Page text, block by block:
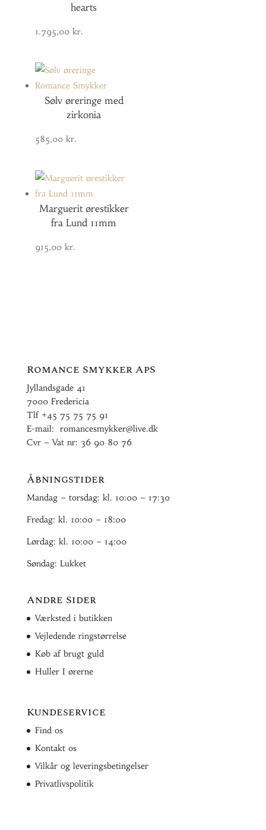
hearts
1.795,00 kr.
Sølv øreringe med
zirkonia
585,00 kr.
Marguerit ørestikker
fra Lund 11mm
915,00 kr.
Romance Smykker ApS
Jyllandsgade 41
7000 Fredericia
Tlf +45 75 75 75 91
E-mail: romancesmykker@live.dk
Cvr – Vat nr: 36 90 80 76
Åbningstider
Mandag – torsdag: kl. 10:00 – 17:30
Fredag: kl. 10:00 – 18:00
Lørdag: kl. 10:00 – 14:00
Søndag: Lukket
Andre Sider
Værksted i butikken
Vejledende ringstørrelse
Køb af brugt guld
Huller I ørerne
Kundeservice
Find os
Kontakt os
Vilkår og leveringsbetingelser
Privatlivspolitik